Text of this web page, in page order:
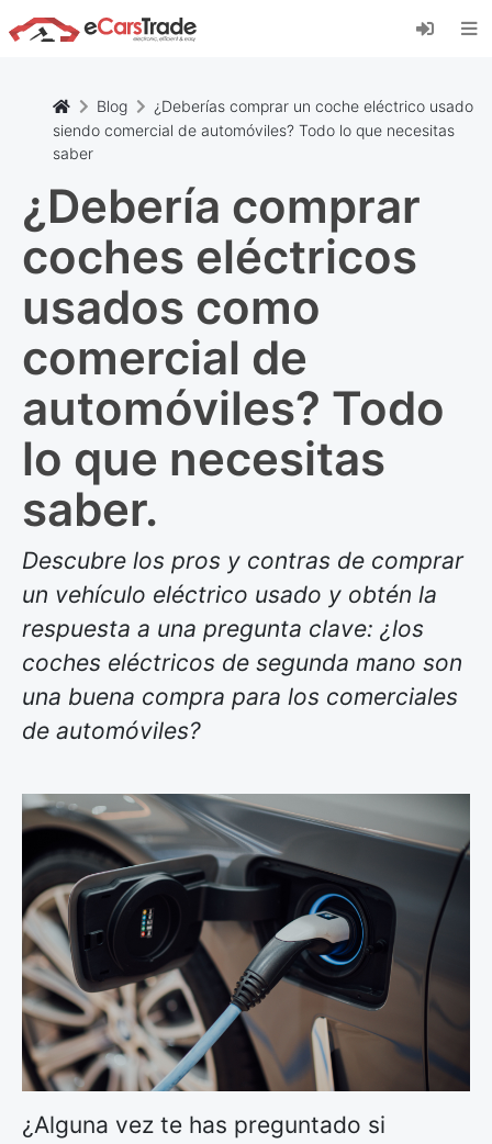
Instala la aplicación web de eCarsTrade,
añádela a tu pantalla de inicio y recibe
Instalar
Cancelar
Blog
¿Deberías comprar un coche eléctrico usado
siendo comercial de automóviles? Todo lo que necesitas
saber
¿Debería comprar
coches eléctricos
usados como
comercial de
automóviles? Todo
lo que necesitas
saber.
Descubre los pros y contras de comprar
un vehículo eléctrico usado y obtén la
respuesta a una pregunta clave: ¿los
coches eléctricos de segunda mano son
una buena compra para los comerciales
de automóviles?
¿Alguna vez te has preguntado si